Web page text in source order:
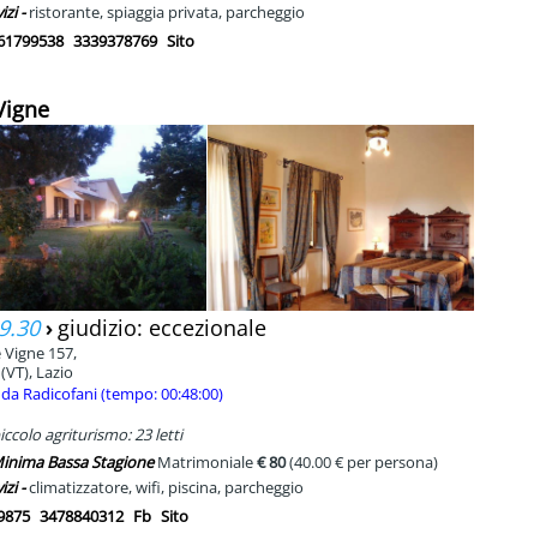
-ristorante, spiaggia privata, parcheggio
3339378769 Sito
› giudizio: eccezionale
Vigne 157,
(VT), Lazio
da Radicofani (tempo: 00:48:00)
agriturismo: 23 letti
Bassa StagioneMatrimoniale€ 80(40.00 € per persona)
-climatizzatore, wifi, piscina, parcheggio
3478840312 Fb Sito